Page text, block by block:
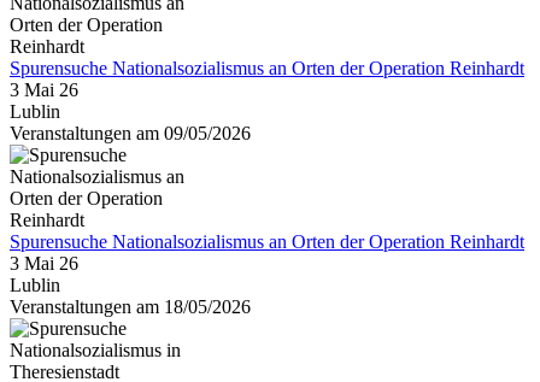
Spurensuche Nationalsozialismus an Orten der Operation Reinhardt
3 Mai 26
Lublin
Veranstaltungen am 09/05/2026
Spurensuche Nationalsozialismus an Orten der Operation Reinhardt
3 Mai 26
Lublin
Veranstaltungen am 18/05/2026